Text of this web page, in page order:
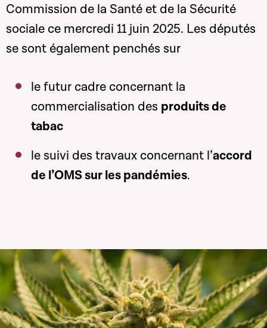
Commission de la Santé et de la Sécurité
sociale ce mercredi 11 juin 2025. Les députés
se sont également penchés sur
le futur cadre concernant la
commercialisation des produits de
tabac
le suivi des travaux concernant l’accord
de l’OMS sur les pandémies.